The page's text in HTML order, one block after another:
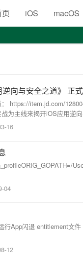
雅人生
页 iOS macOS
向与安全之道》 正
https://item.jd.com/
为主线来揭开iOS应用逆
16
04
行App闪退 entitlement文
12